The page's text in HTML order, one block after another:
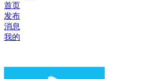
首页
发布
消息
我的